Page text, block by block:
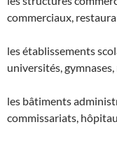
commerciaux,
les établissements
universités, gymnases,
les bâtiments
commissariats,